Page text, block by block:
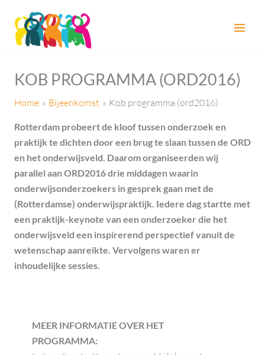
naar
KOB PROGRAMMA (ORD2016)
Home Bijeenkomst Kob programma (ord2016)
Rotterdam probeert de kloof tussen onderzoek en
praktijk te dichten door een brug te slaan tussen de ORD
en het onderwijsveld. Daarom organiseerden wij
parallel aan ORD2016 drie middagen waarin
onderwijsonderzoekers in gesprek gaan met de
(Rotterdamse) onderwijspraktijk. Iedere dag startte met
een praktijk-keynote van een onderzoeker die het
onderwijsveld een inspirerend perspectief vanuit de
wetenschap aanreikte. Vervolgens waren er
inhoudelijke sessies.
MEER INFORMATIE OVER HET
PROGRAMMA: